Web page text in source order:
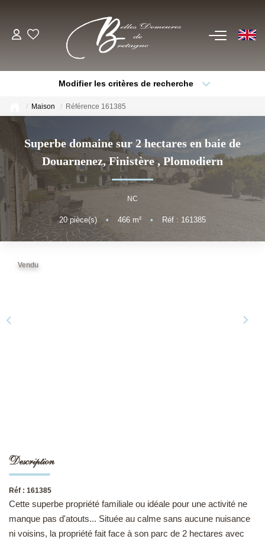
EN
Voir Tous Nos Biens
Châteaux & Manoirs
Bord De Mer
Propriétés Équestres, Rurales
Autres Demeures De Charme
ESTIMER
CONTACT
Modifier les critères de recherche
Sélectionnez...
Thèmes
Plus de critères Créer une alerte
Maison Référence 161385
Superbe domaine sur 2 hectares en baie de
Douarnenez, Finistère,Plomodiern
NC
20pièce(s) • 466 m² • Réf : 161385
Vendu
Description
Réf : 161385
Cette superbe propriété familiale ou idéale pour une activité ne
manque pas d'atouts... Située au calme sans aucune nuisance
ni voisins, la propriété fait face à son parc de 2 hectares avec